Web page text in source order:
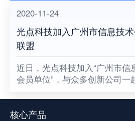
2020-11-24
光点科技加入广州市信息技
联盟
近日，光点科技加入“广州市信
会员单位”，与众多创新公司一
台技术发展迈向了新阶段。
核心产品